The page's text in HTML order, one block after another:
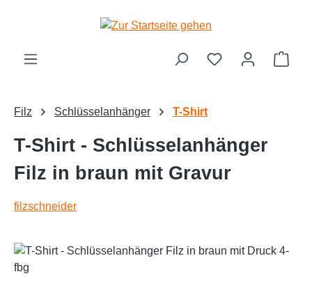
Filz Schlüsselanhänger T-Shirt
T-Shirt - Schlüsselanhänger
Filz in braun mit Gravur
filzschneider
Bildergalerie überspringen